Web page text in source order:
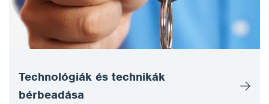
Technológiák és technikák
bérbeadása